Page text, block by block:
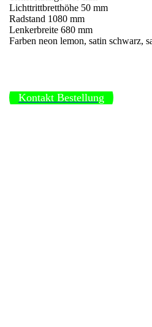
Lichttrittbretthöhe 50 mm
Radstand 1080 mm
Lenkerbreite 680 mm
Farben neon lemon, satin schwarz,
Kontakt Bestellung